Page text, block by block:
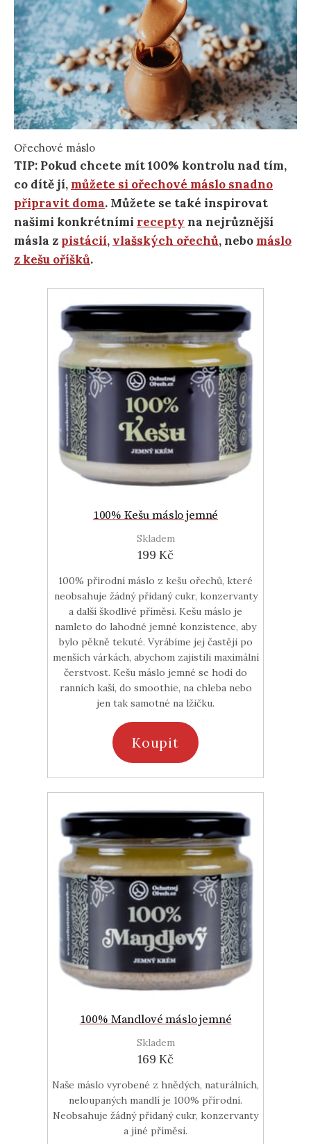
Ořechové máslo
TIP: Pokud chcete mít 100% kontrolu nad tím,
co dítě jí, můžete si ořechové máslo snadno
připravit doma. Můžete se také inspirovat
našimi konkrétními recepty na nejrůznější
másla z pistácií, vlašských ořechů, nebo máslo
z kešu oříšků.
100% Kešu máslo jemné
Skladem
199 Kč
100% přírodní máslo z kešu ořechů, které
neobsahuje žádný přidaný cukr, konzervanty
a další škodlivé příměsi. Kešu máslo je
namleto do lahodné jemné konzistence, aby
bylo pěkně tekuté. Vyrábíme jej častěji po
menších várkách, abychom zajistili maximální
čerstvost. Kešu máslo jemné se hodí do
ranních kaší, do smoothie, na chleba nebo
jen tak samotné na lžičku.
Koupit
100% Mandlové máslo jemné
Skladem
169 Kč
Naše máslo vyrobené z hnědých, naturálních,
neloupaných mandlí je 100% přírodní.
Neobsahuje žádný přidaný cukr, konzervanty
a jiné příměsi.